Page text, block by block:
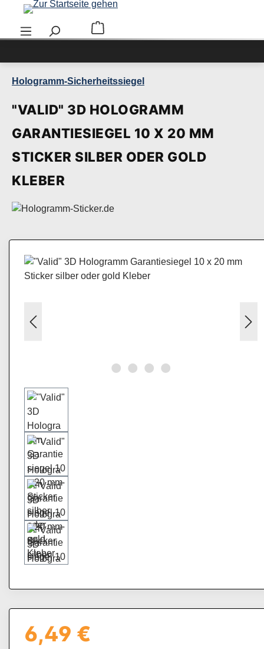
Zum Hauptinhalt springen
Warenkorb enthält 0 Positionen. Der
Hologramm-Sicherheitssiegel
"VALID" 3D HOLOGRAMM
GARANTIESIEGEL 10 X 20 MM
STICKER SILBER ODER GOLD
KLEBER
Bildergalerie überspringen
Regulärer Preis:
6,49 €